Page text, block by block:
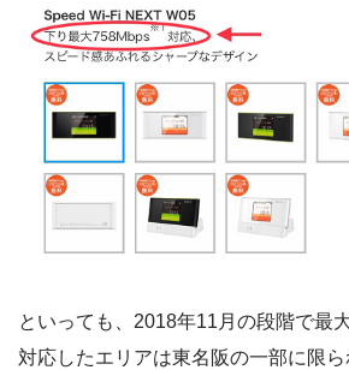
といっても、2018年11月の段階で最
対応したエリアは東名阪の一部に限ら